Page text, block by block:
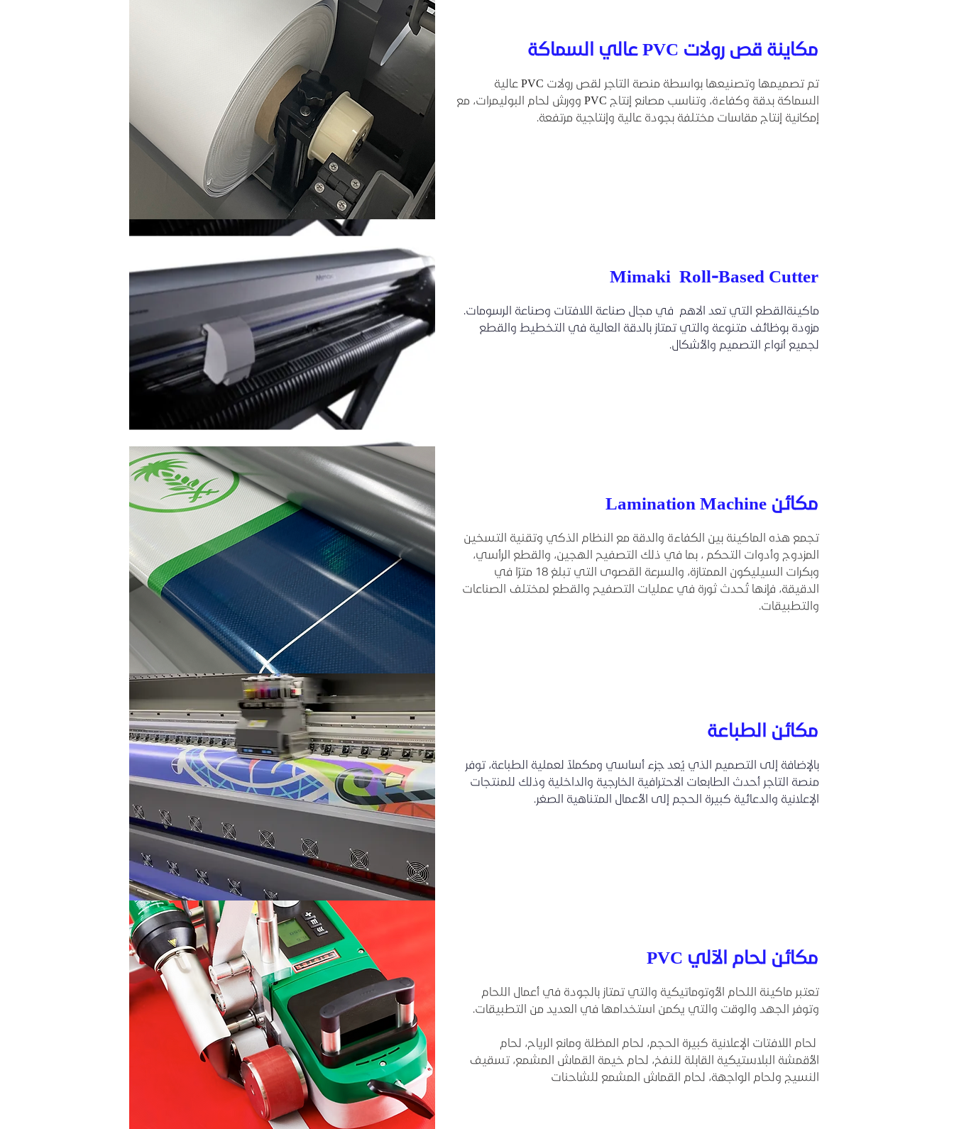
مكاينة قص رولات PVC عالي السماكة
تم تصميمها وتصنيعها بواسطة منصة التاجر لقص رولات PVC عالية
السماكة بدقة وكفاءة، وتناسب مصانع إنتاج PVC وورش لحام البوليمرات، مع
إمكانية إنتاج مقاسات مختلفة بجودة عالية وإنتاجية مرتفعة.
Mimaki Roll-Based Cutter
ماكينةالقطع التي تعد الاهم في مجال صناعة اللافتات وصناعة الرسومات.
مزودة بوظائف متنوعة والتي تمتاز بالدقة العالية في التخطيط والقطع
لجميع أنواع التصميم والأشكال.
مكائن Lamination Machine
تجمع هذه الماكينة بين الكفاءة والدقة مع النظام الذكي وتقنية التسخين
المزدوج وأدوات التحكم ، بما في ذلك التصفيح الهجين، والقطع الرأسي،
وبكرات السيليكون الممتازة، والسرعة القصوى التي تبلغ 18 مترًا في
الدقيقة، فإنها تُحدث ثورة في عمليات التصفيح والقطع لمختلف الصناعات
والتطبيقات.
مكائن الطباعة
بالإضافة إلى التصميم الذي يُعد جزء أساسي ومكملاً لعملية الطباعة، توفر
منصة التاجر أحدث الطابعات الاحترافية الخارجية والداخلية وذلك للمنتجات
الإعلانية والدعائية كبيرة الحجم إلى الأعمال المتناهية الصغر.
مكائن لحام الآلي PVC
تعتبر ماكينة اللحام الأوتوماتيكية والتي تمتاز بالجودة في أعمال اللحام
وتوفر الجهد والوقت والتي يكمن استخدامها في العديد من التطبيقات.
لحام اللافتات الإعلانية كبيرة الحجم، لحام المظلة ومانع الرياح، لحام
الأقمشة البلاستيكية القابلة للنفخ، لحام خيمة القماش المشمع، تسقيف
النسيج ولحام الواجهة، لحام القماش المشمع للشاحنات